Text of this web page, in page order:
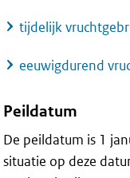
tijdelijk
eeuwigdurend
Peildatum
De peildatum is 1
situatie op deze